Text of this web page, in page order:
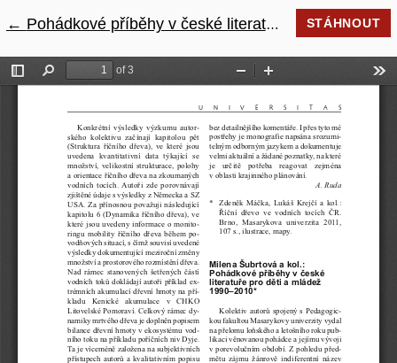
← Návrat na podrobnosti článku
Pohádkové příběhy v české literatuře pro děti a mládež 1990-2010 STÁHNOUT